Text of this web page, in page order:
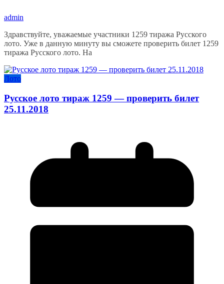
admin
Здравствуйте, уважаемые участники 1259 тиража Русского
лото. Уже в данную минуту вы сможете проверить билет 1259
тиража Русского лото. На
Лото
Русское лото тираж 1259 — проверить билет
25.11.2018